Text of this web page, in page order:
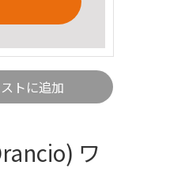
トに追加
ワ